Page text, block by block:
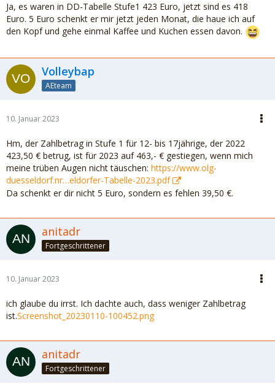
Ja, es waren in DD-Tabelle Stufe1 423 Euro, jetzt sind es 418
Euro. 5 Euro schenkt er mir jetzt jeden Monat, die haue ich auf
den Kopf und gehe einmal Kaffee und Kuchen essen davon.
Volleybap
AEteam
10. Januar 2023
Hm, der Zahlbetrag in Stufe 1 für 12- bis 17jährige, der 2022
423,50 € betrug, ist für 2023 auf 463,- € gestiegen, wenn mich
meine trüben Augen nicht täuschen: https://www.olg-
duesseldorf.nr…eldorfer-Tabelle-2023.pdf
Da schenkt er dir nicht 5 Euro, sondern es fehlen 39,50 €.
anitadr
Fortgeschrittener
10. Januar 2023
ich glaube du irrst. Ich dachte auch, dass weniger Zahlbetrag
ist.Screenshot_20230110-100452.png
anitadr
Fortgeschrittener